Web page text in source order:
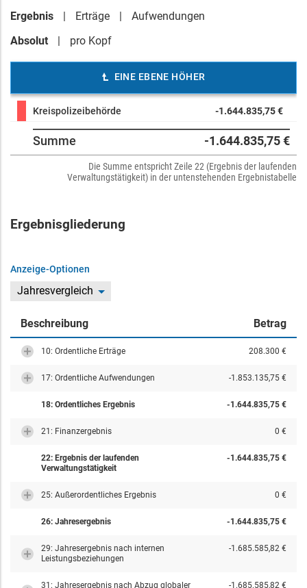
Ergebnis Erträge
Aufwendungen
Absolut
pro Kopf
EINE EBENE HÖHER
Kreispolizeibehörde -1.644.835,75 €
Summe -1.644.835,75 €
Die Summe entspricht Zeile 22 (Ergebnis der laufenden
Verwaltungstätigkeit) in der untenstehenden Ergebnistabelle
Ergebnisgliederung
Anzeige-Optionen
Jahresvergleich
Beschreibung Betrag
10: Ordentliche Erträge 208.300 €
17: Ordentliche Aufwendungen -1.853.135,75 €
18: Ordentliches Ergebnis -1.644.835,75 €
21: Finanzergebnis 0 €
22: Ergebnis der laufenden
Verwaltungstätigkeit
-1.644.835,75 €
25: Außerordentliches Ergebnis 0 €
26: Jahresergebnis -1.644.835,75 €
29: Jahresergebnis nach internen
Leistungsbeziehungen
-1.685.585,82 €
31: Jahresergebnis nach Abzug globaler -1.685.585,82 €